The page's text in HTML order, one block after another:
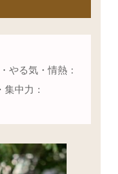
る気・情熱：
力：